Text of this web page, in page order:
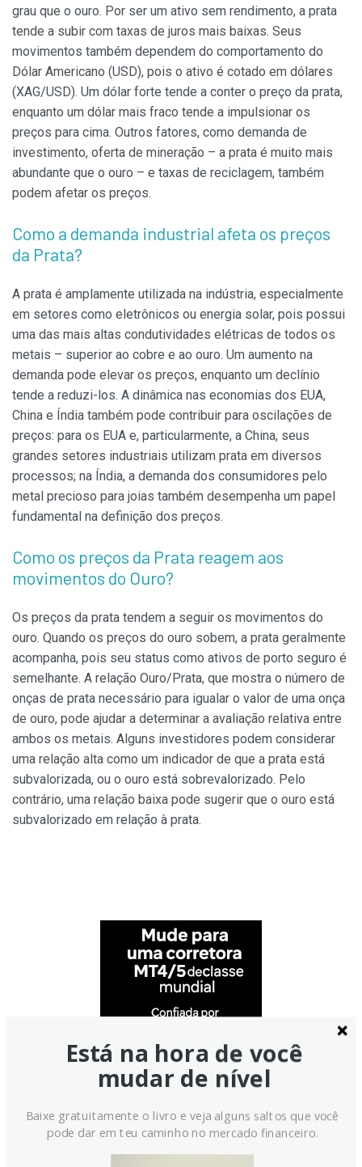
grau que o ouro. Por ser um ativo sem rendimento, a prata
tende a subir com taxas de juros mais baixas. Seus
movimentos também dependem do comportamento do
Dólar Americano (USD), pois o ativo é cotado em dólares
(XAG/USD). Um dólar forte tende a conter o preço da prata,
enquanto um dólar mais fraco tende a impulsionar os
preços para cima. Outros fatores, como demanda de
investimento, oferta de mineração – a prata é muito mais
abundante que o ouro – e taxas de reciclagem, também
podem afetar os preços.
Como a demanda industrial afeta os preços
da Prata?
A prata é amplamente utilizada na indústria, especialmente
em setores como eletrônicos ou energia solar, pois possui
uma das mais altas condutividades elétricas de todos os
metais – superior ao cobre e ao ouro. Um aumento na
demanda pode elevar os preços, enquanto um declínio
tende a reduzi-los. A dinâmica nas economias dos EUA,
China e Índia também pode contribuir para oscilações de
preços: para os EUA e, particularmente, a China, seus
grandes setores industriais utilizam prata em diversos
processos; na Índia, a demanda dos consumidores pelo
metal precioso para joias também desempenha um papel
fundamental na definição dos preços.
Como os preços da Prata reagem aos
movimentos do Ouro?
Os preços da prata tendem a seguir os movimentos do
ouro. Quando os preços do ouro sobem, a prata geralmente
acompanha, pois seu status como ativos de porto seguro é
semelhante. A relação Ouro/Prata, que mostra o número de
onças de prata necessário para igualar o valor de uma onça
de ouro, pode ajudar a determinar a avaliação relativa entre
ambos os metais. Alguns investidores podem considerar
uma relação alta como um indicador de que a prata está
subvalorizada, ou o ouro está sobrevalorizado. Pelo
contrário, uma relação baixa pode sugerir que o ouro está
subvalorizado em relação à prata.
Está na hora de você
mudar de nível
Baixe gratuitamente o livro e veja alguns saltos que você
pode dar em teu caminho no mercado financeiro.